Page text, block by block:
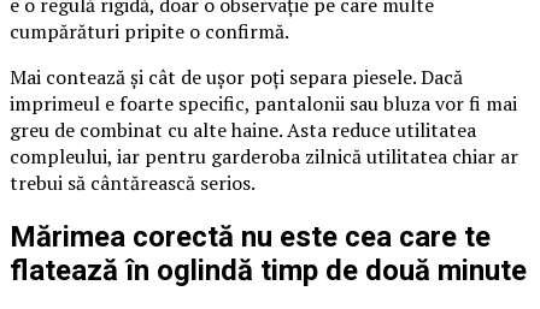
cumpărături pripite o confirmă.
Mai contează și cât de ușor poți separa piesele. Dacă
imprimeul e foarte specific, pantalonii sau bluza vor fi mai
greu de combinat cu alte haine. Asta reduce utilitatea
compleului, iar pentru garderoba zilnică utilitatea chiar ar
trebui să cântărească serios.
Mărimea corectă nu este cea care te
flatează în oglindă timp de două minute